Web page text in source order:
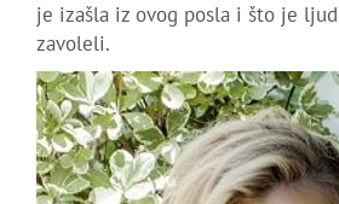
je izašla iz ovog posla i što je
zavoleli.